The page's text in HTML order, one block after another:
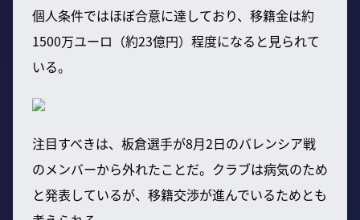
個人条件ではほぼ合意に達しており、移籍金は約
1500万ユーロ（約23億円）程度になると見られて
いる。
注目すべきは、板倉選手が8月2日のバレンシア戦
のメンバーから外れたことだ。クラブは病気のため
と発表しているが、移籍交渉が進んでいるためとも